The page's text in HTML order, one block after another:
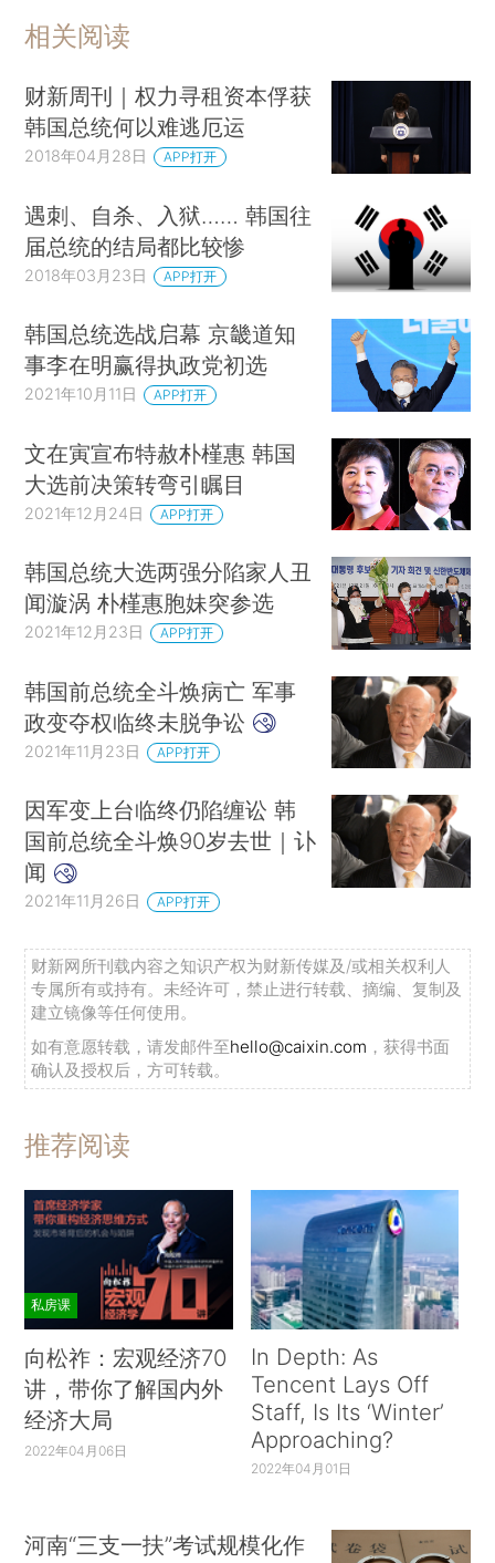
相关阅读
财新周刊｜权力寻租资本俘获
韩国总统何以难逃厄运
2018年04月28日 APP打开
遇刺、自杀、入狱…… 韩国往
届总统的结局都比较惨
2018年03月23日 APP打开
韩国总统选战启幕 京畿道知
事李在明赢得执政党初选
2021年10月11日 APP打开
文在寅宣布特赦朴槿惠 韩国
大选前决策转弯引瞩目
2021年12月24日 APP打开
韩国总统大选两强分陷家人丑
闻漩涡 朴槿惠胞妹突参选
2021年12月23日 APP打开
韩国前总统全斗焕病亡 军事
政变夺权临终未脱争讼
2021年11月23日 APP打开
因军变上台临终仍陷缠讼 韩
国前总统全斗焕90岁去世｜讣
闻
2021年11月26日 APP打开
财新网所刊载内容之知识产权为财新传媒及/或相关权利人
专属所有或持有。未经许可，禁止进行转载、摘编、复制及
建立镜像等任何使用。
如有意愿转载，请发邮件至hello@caixin.com ，获得书面
确认及授权后，方可转载。
推荐阅读
私房课
向松祚：宏观经济70
讲，带你了解国内外
经济大局
2022年04月06日
In Depth: As
Tencent Lays Off
Staff, Is Its ‘Winter’
Approaching?
2022年04月01日
河南“三支一扶”考试规模化作